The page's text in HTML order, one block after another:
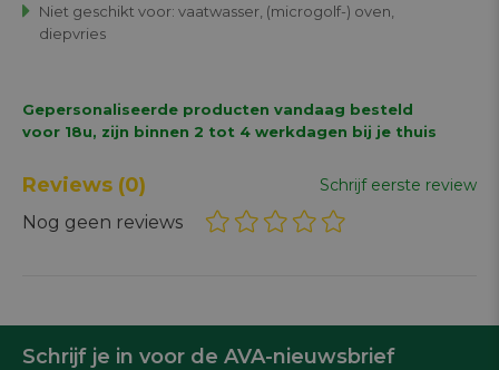
Niet geschikt voor: vaatwasser, (microgolf-) oven,
diepvries
Gepersonaliseerde producten vandaag besteld
voor 18u, zijn binnen 2 tot 4 werkdagen bij je thuis
Reviews (0) Schrijf eerste review
Nog geen reviews
Schrijf je in voor de AVA-nieuwsbrief